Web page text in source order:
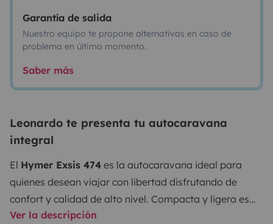
Garantía de salida
Nuestro equipo te propone alternativas en caso de
problema en último momento.
Saber más
Leonardo te presenta tu autocaravana
integral
El Hymer Exsis 474 es la autocaravana ideal para
quienes desean viajar con libertad disfrutando de
confort y calidad de alto nivel. Compacta y ligera es
muy fácil de conducir y se adapta tanto a viajeros
Ver la descripción